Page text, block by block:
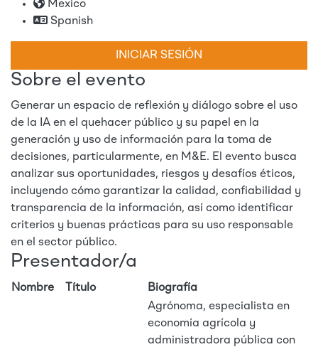
Sobre el evento
Generar un espacio de reflexión y diálogo sobre el uso
de la IA en el quehacer público y su papel en la
generación y uso de información para la toma de
decisiones, particularmente, en M&E. El evento busca
analizar sus oportunidades, riesgos y desafíos éticos,
incluyendo cómo garantizar la calidad, confiabilidad y
transparencia de la información, así como identificar
criterios y buenas prácticas para su uso responsable
en el sector público.
Presentador/a
Nombre Título Biografía
Agrónoma, especialista en
economía agrícola y
administradora pública con
Mexico
Spanish
INICIAR SESIÓN